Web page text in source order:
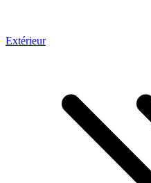
Extérieur